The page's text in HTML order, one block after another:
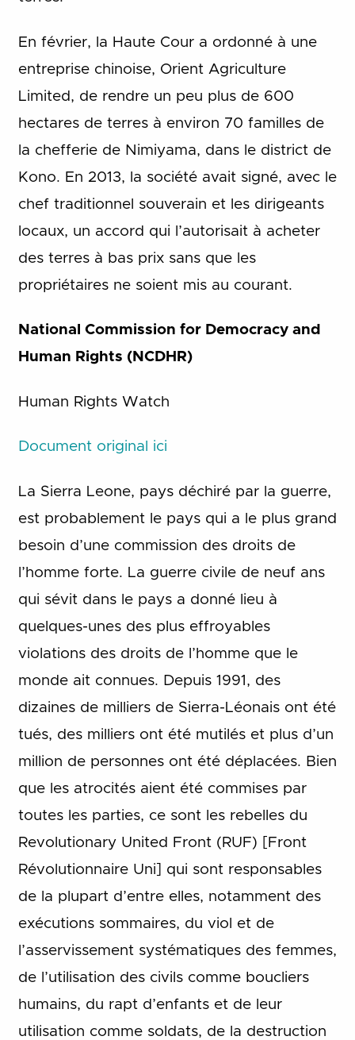
En février, la Haute Cour a ordonné à une
entreprise chinoise, Orient Agriculture
Limited, de rendre un peu plus de 600
hectares de terres à environ 70 familles de
la chefferie de Nimiyama, dans le district de
Kono. En 2013, la société avait signé, avec le
chef traditionnel souverain et les dirigeants
locaux, un accord qui l’autorisait à acheter
des terres à bas prix sans que les
propriétaires ne soient mis au courant.
National Commission for Democracy and
Human Rights (NCDHR)
Human Rights Watch
Document original ici
La Sierra Leone, pays déchiré par la guerre,
est probablement le pays qui a le plus grand
besoin d’une commission des droits de
l’homme forte. La guerre civile de neuf ans
qui sévit dans le pays a donné lieu à
quelques-unes des plus effroyables
violations des droits de l’homme que le
monde ait connues. Depuis 1991, des
dizaines de milliers de Sierra-Léonais ont été
tués, des milliers ont été mutilés et plus d’un
million de personnes ont été déplacées. Bien
que les atrocités aient été commises par
toutes les parties, ce sont les rebelles du
Revolutionary United Front (RUF) [Front
Révolutionnaire Uni] qui sont responsables
de la plupart d’entre elles, notamment des
exécutions sommaires, du viol et de
l’asservissement systématiques des femmes,
de l’utilisation des civils comme boucliers
humains, du rapt d’enfants et de leur
utilisation comme soldats, de la destruction